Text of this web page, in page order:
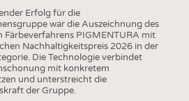
Erfolg für die
war die Auszeichnung des
Färbeverfahrens PIGMENTURA mit
Nachhaltigkeitspreis 2026 in der
Die Technologie verbindet
mit konkretem
und unterstreicht die
der Gruppe.